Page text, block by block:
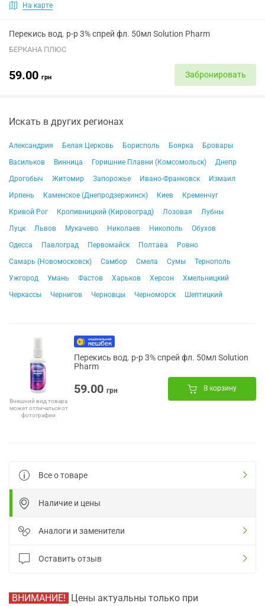
На карте
Перекись вод. р-р 3% спрей фл. 50мл Solution Pharm
БЕРКАНА ПЛЮС
59.00 грн Забронировать
Искать в других регионах
Александрия Белая Церковь Борисполь Боярка
Бровары
Васильков
Винница Горишние Плавни (Комсомольск)
Днепр
Дрогобыч
Житомир Запорожье Ивано-Франковск
Измаил
Ирпень
Каменское (Днепродзержинск) Киев
Кременчуг
Кривой Рог
Кропивницкий (Кировоград) Лозовая
Лубны
Луцк
Львов Мукачево Николаев Никополь
Обухов
Одесса
Павлоград Первомайск Полтава
Ровно
Самарь (Новомосковск)
Самбор Смела Сумы
Тернополь
Ужгород
Умань Фастов Харьков Херсон
Хмельницкий
Черкассы
Чернигов Черновцы Черноморск Шептицкий
Внешний вид товара
может отличаться от
фотографии
Перекись вод. р-р 3% спрей фл. 50мл Solution
Pharm
59.00 грн В корзину
Все о товаре
Наличие и цены
Аналоги и заменители
Оставить отзыв
ВНИМАНИЕ! Цены актуальны только при